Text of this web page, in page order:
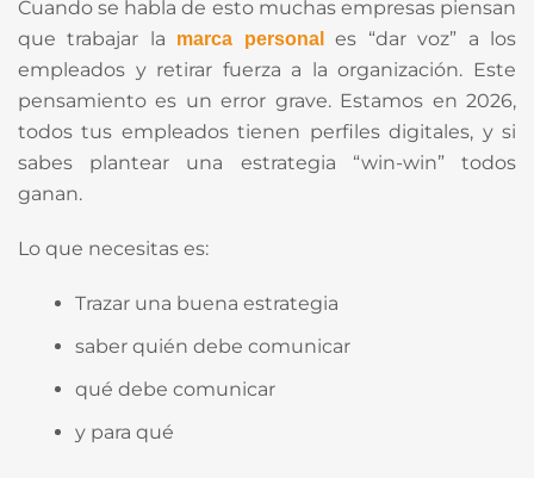
Cuando se habla de esto muchas empresas piensan
que trabajar la marca personal es “dar voz” a los
empleados y retirar fuerza a la organización. Este
pensamiento es un error grave. Estamos en 2026,
todos tus empleados tienen perfiles digitales, y si
sabes plantear una estrategia “win-win” todos
ganan.
Lo que necesitas es:
Trazar una buena estrategia
saber quién debe comunicar
qué debe comunicar
y para qué